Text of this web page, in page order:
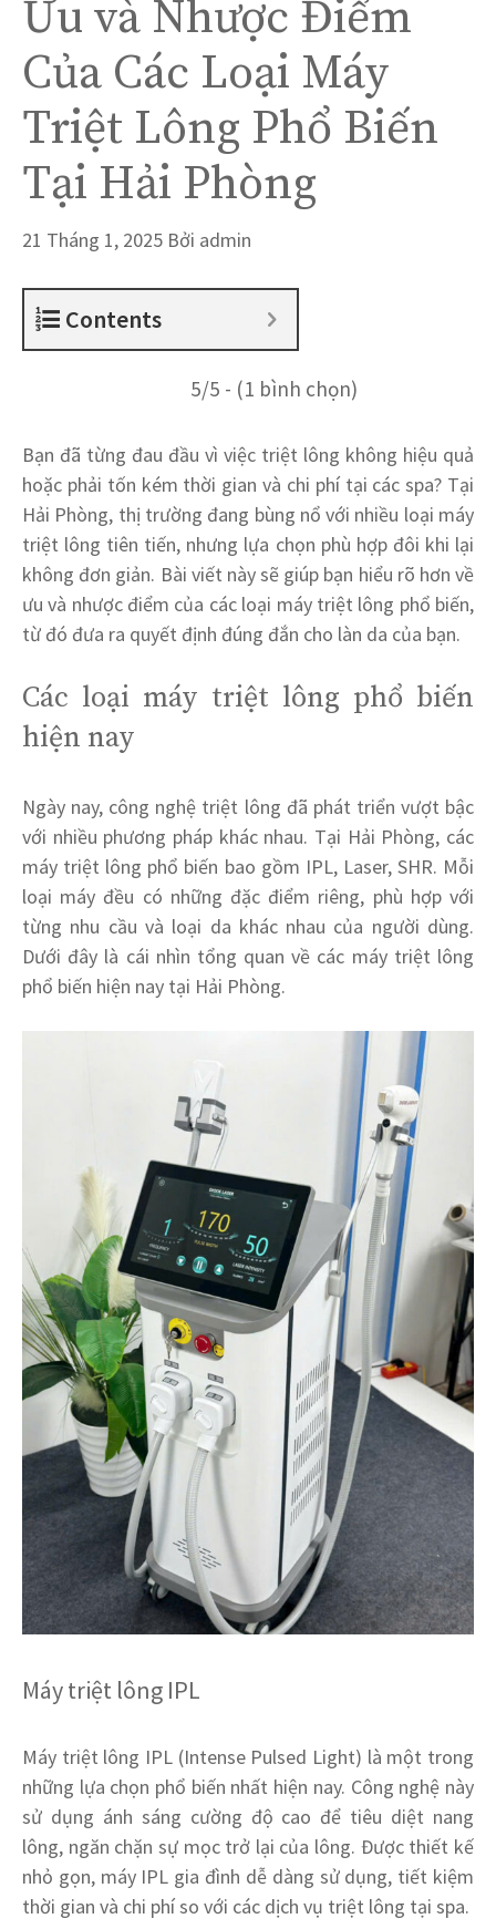
Ưu và Nhược Điểm
Của Các Loại Máy
Triệt Lông Phổ Biến
Tại Hải Phòng
21 Tháng 1, 2025 Bởi admin
Contents
5/5 - (1 bình chọn)
Bạn đã từng đau đầu vì việc triệt lông không hiệu quả
hoặc phải tốn kém thời gian và chi phí tại các spa? Tại
Hải Phòng, thị trường đang bùng nổ với nhiều loại máy
triệt lông tiên tiến, nhưng lựa chọn phù hợp đôi khi lại
không đơn giản. Bài viết này sẽ giúp bạn hiểu rõ hơn về
ưu và nhược điểm của các loại máy triệt lông phổ biến,
từ đó đưa ra quyết định đúng đắn cho làn da của bạn.
Các loại máy triệt lông phổ biến
hiện nay
Ngày nay, công nghệ triệt lông đã phát triển vượt bậc
với nhiều phương pháp khác nhau. Tại Hải Phòng, các
máy triệt lông phổ biến bao gồm IPL, Laser, SHR. Mỗi
loại máy đều có những đặc điểm riêng, phù hợp với
từng nhu cầu và loại da khác nhau của người dùng.
Dưới đây là cái nhìn tổng quan về các máy triệt lông
phổ biến hiện nay tại Hải Phòng.
Máy triệt lông IPL
Máy triệt lông IPL (Intense Pulsed Light) là một trong
những lựa chọn phổ biến nhất hiện nay. Công nghệ này
sử dụng ánh sáng cường độ cao để tiêu diệt nang
lông, ngăn chặn sự mọc trở lại của lông. Được thiết kế
nhỏ gọn, máy IPL gia đình dễ dàng sử dụng, tiết kiệm
thời gian và chi phí so với các dịch vụ triệt lông tại spa.